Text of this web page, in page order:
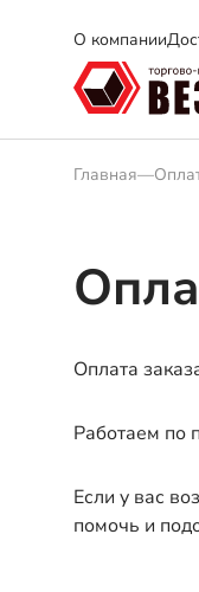
О компании
Главная—
Оплата
Работаем по
Если у вас
помочь и